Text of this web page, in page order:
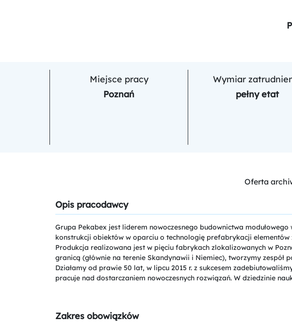
Miejsce pracy
Poznań
Wymiar
pełny etat
Oferta
Opis pracodawcy
Grupa Pekabex jest liderem nowoczesnego budownictwa
konstrukcji obiektów w oparciu o technologię prefabrykacji
Produkcja realizowana jest w pięciu fabrykach zlokalizowanych w
granicą (głównie na terenie Skandynawii i Niemiec), tworzymy zespół
Działamy od prawie 50 lat, w lipcu 2015 r. z sukcesem
pracuje nad dostarczaniem nowoczesnych rozwiązań. W dziedzinie
Zakres obowiązków